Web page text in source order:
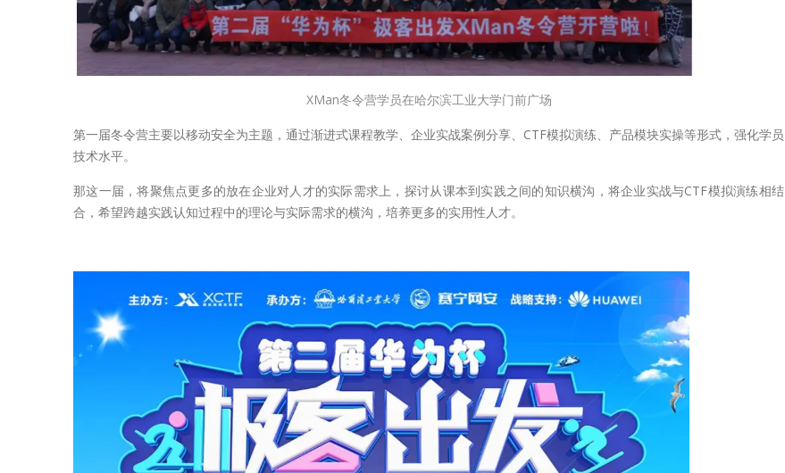
XMan冬令营学员在哈尔滨工业大学门前广场
第一届冬令营主要以移动安全为主题，通过渐进式课程教学、企业实战案例分享、CTF模拟演练、产品模块实操等形式，强化学员
技术水平。
那这一届，将聚焦点更多的放在企业对人才的实际需求上，探讨从课本到实践之间的知识横沟，将企业实战与CTF模拟演练相结
合，希望跨越实践认知过程中的理论与实际需求的横沟，培养更多的实用性人才。